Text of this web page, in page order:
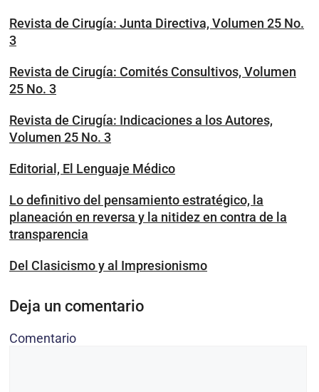
Revista de Cirugía: Junta Directiva, Volumen 25 No.
3
Revista de Cirugía: Comités Consultivos, Volumen
25 No. 3
Revista de Cirugía: Indicaciones a los Autores,
Volumen 25 No. 3
Editorial, El Lenguaje Médico
Lo definitivo del pensamiento estratégico, la
planeación en reversa y la nitidez en contra de la
transparencia
Del Clasicismo y al Impresionismo
Deja un comentario
Comentario